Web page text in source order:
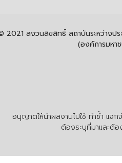
อนุญาตให้นำผลงานไปใช้ ทำซ้ำ แจ
ต้องระบุที่มาและต้อ
2021 สงวนลิขสิทธิ์ สถาบันระหว่างปร
(องค์การมหา